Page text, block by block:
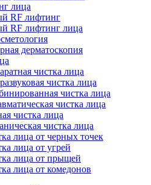
лица
RF лифтинг
RF лифтинг лица
дерматоскопия
чистка лица
чистка лица
чистка лица
чистка лица
чистка лица
чистка лица
лица от черных точек
лица от угрей
лица от прыщей
лица от комедонов